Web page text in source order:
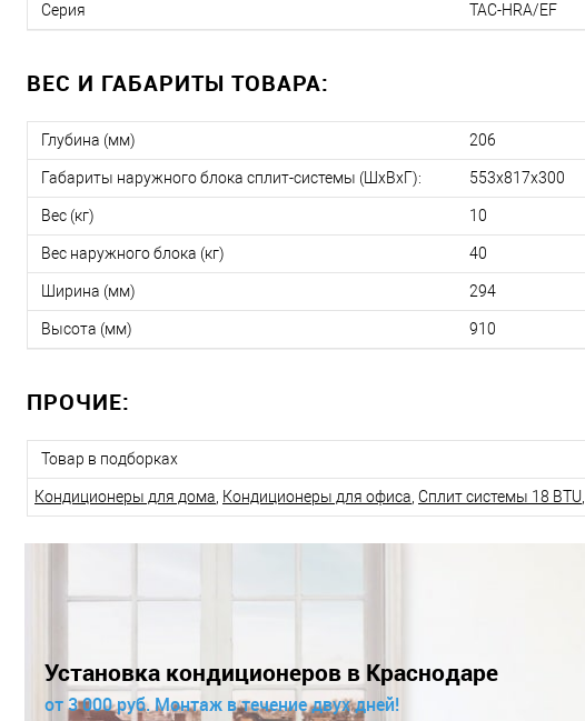
Серия TAC-HRA/EF
ВЕС И ГАБАРИТЫ ТОВАРА:
Глубина (мм) 206
Габариты наружного блока сплит-системы (ШxВxГ): 553х817х300
Вес (кг) 10
Вес наружного блока (кг) 40
Ширина (мм) 294
Высота (мм) 910
ПРОЧИЕ:
Товар в подборках
Кондиционеры для дома, Кондиционеры для офиса, Сплит системы 18 BTU,
Установка кондиционеров в Краснодаре
от 3 000 руб. Монтаж в течение двух дней!